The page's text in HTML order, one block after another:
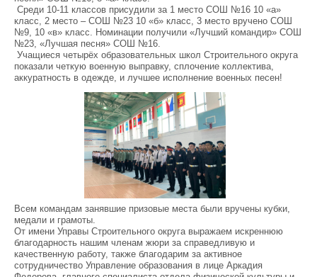
Среди 10-11 классов присудили за 1 место СОШ №16 10 «а»
класс, 2 место – СОШ №23 10 «б» класс, 3 место вручено СОШ
№9, 10 «в» класс. Номинации получили «Лучший командир» СОШ
№23, «Лучшая песня» СОШ №16.
Учащиеся четырёх образовательных школ Строительного округа
показали четкую военную выправку, сплочение коллектива,
аккуратность в одежде, и лучшее исполнение военных песен!
Всем командам занявшие призовые места были вручены кубки,
медали и грамоты.
От имени Управы Строительного округа выражаем искреннюю
благодарность нашим членам жюри за справедливую и
качественную работу, также благодарим за активное
сотрудничество Управление образования в лице Аркадия